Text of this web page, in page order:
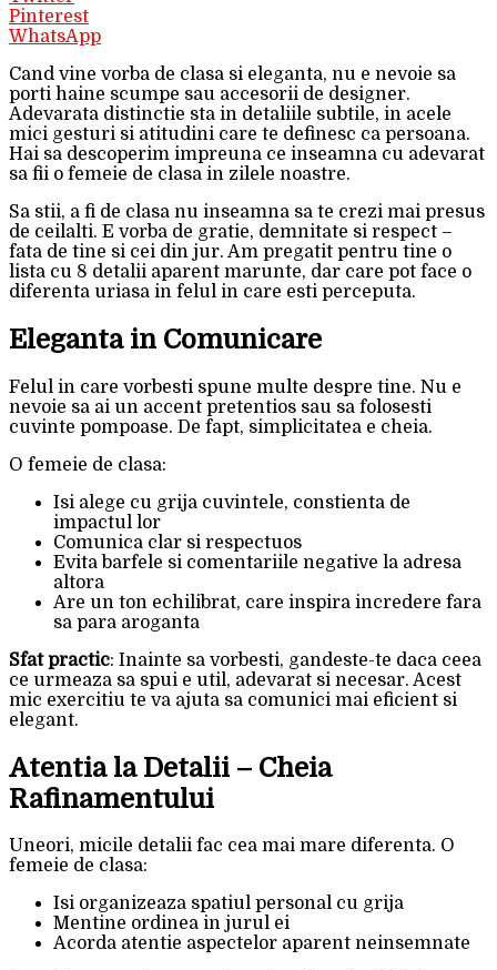
Pinterest
WhatsApp
Cand vine vorba de clasa si eleganta, nu e nevoie sa
porti haine scumpe sau accesorii de designer.
Adevarata distinctie sta in detaliile subtile, in acele
mici gesturi si atitudini care te definesc ca persoana.
Hai sa descoperim impreuna ce inseamna cu adevarat
sa fii o femeie de clasa in zilele noastre.
Sa stii, a fi de clasa nu inseamna sa te crezi mai presus
de ceilalti. E vorba de gratie, demnitate si respect –
fata de tine si cei din jur. Am pregatit pentru tine o
lista cu 8 detalii aparent marunte, dar care pot face o
diferenta uriasa in felul in care esti perceputa.
Eleganta in Comunicare
Felul in care vorbesti spune multe despre tine. Nu e
nevoie sa ai un accent pretentios sau sa folosesti
cuvinte pompoase. De fapt, simplicitatea e cheia.
O femeie de clasa:
Isi alege cu grija cuvintele, constienta de
impactul lor
Comunica clar si respectuos
Evita barfele si comentariile negative la adresa
altora
Are un ton echilibrat, care inspira incredere fara
sa para aroganta
Sfat practic: Inainte sa vorbesti, gandeste-te daca ceea
ce urmeaza sa spui e util, adevarat si necesar. Acest
mic exercitiu te va ajuta sa comunici mai eficient si
elegant.
Atentia la Detalii – Cheia
Rafinamentului
Uneori, micile detalii fac cea mai mare diferenta. O
femeie de clasa:
Isi organizeaza spatiul personal cu grija
Mentine ordinea in jurul ei
Acorda atentie aspectelor aparent neinsemnate